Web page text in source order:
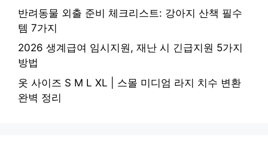
반려동물 외출 준비 체크리스트: 강아지 산책 필수
템 7가지
2026 생계급여 임시지원, 재난 시 긴급지원 5가지
방법
옷 사이즈 S M L XL | 스몰 미디엄 라지 치수 변환
완벽 정리